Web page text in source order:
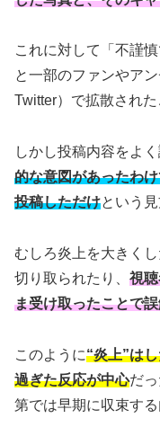
これに対して「不謹
と一部のファンやア
Twitter）で拡散された
しかし投稿内容をよ
的な意図があったわ
投稿しただけという
むしろ炎上を大きく
切り取られたり、 視
ま受け取ったことで
このように“炎上”は
過ぎた反応が中心だ
第では早期に収束す